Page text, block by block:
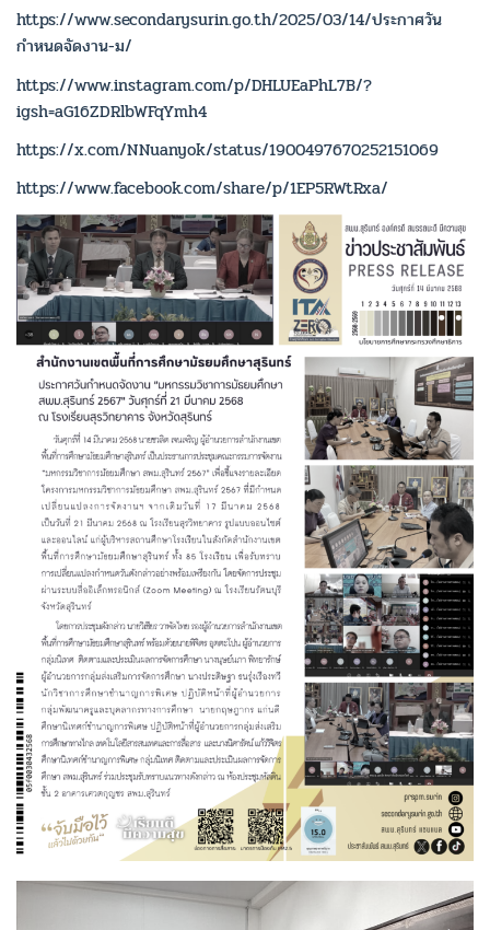
https://www.secondarysurin.go.th/2025/03/14/ประกาศวัน
กำหนดจัดงาน-ม/
https://www.instagram.com/p/DHLUEaPhL7B/?
igsh=aG16ZDRlbWFqYmh4
https://x.com/NNuanyok/status/1900497670252151069
https://www.facebook.com/share/p/1EP5RWtRxa/